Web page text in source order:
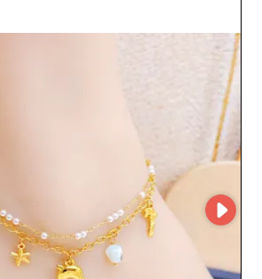
nostra logistica
un’interfaccia chiara e
per trasformare il tuo
attore chiave del prêt-à-
Con la nostra rete di
Germania, guadagni in
reattività e performance